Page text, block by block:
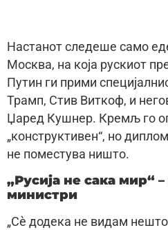
Настанот следеше само
Москва, на која рускиот
Путин ги прими
Трамп, Стив Виткоф, и
Џаред Кушнер. Кремљ го
„конструктивен“, но
не поместува ништо.
„Русија не сака мир“
министри
„Сè додека не видам